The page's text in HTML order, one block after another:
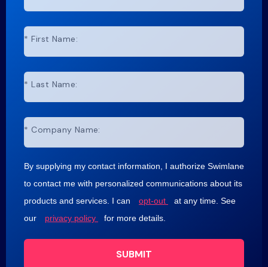
* First Name:
* Last Name:
* Company Name:
By supplying my contact information, I authorize Swimlane
to contact me with personalized communications about its
products and services. I can
opt-out
at any time. See
our
privacy policy for more details.
SUBMIT